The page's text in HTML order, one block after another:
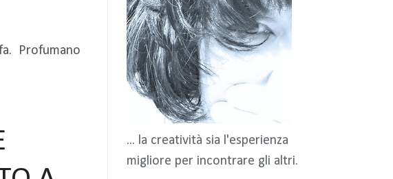
Profumano
... la creatività sia l'esperienza
migliore per incontrare gli altri.